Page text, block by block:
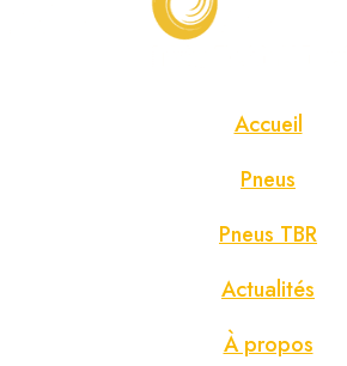
Accueil
Pneus
Pneus TBR
Actualités
À propos